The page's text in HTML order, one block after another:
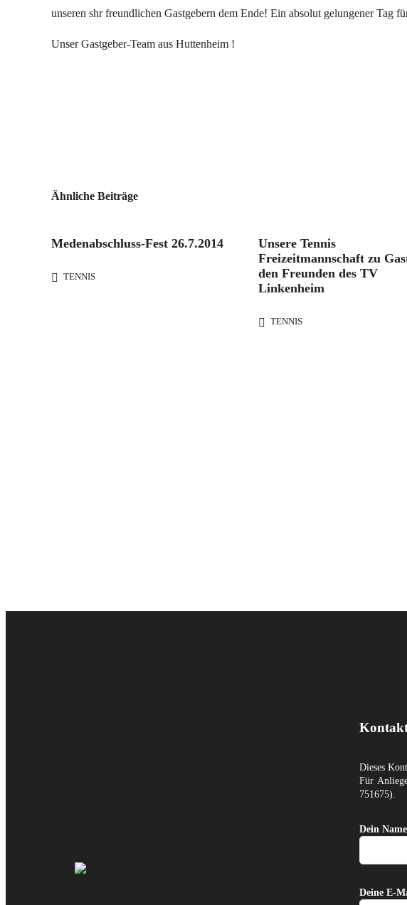
unseren shr freundlichen Gastgebern dem Ende! Ein absolut gelungener Tag
Unser Gastgeber-Team aus Huttenheim !
Ähnliche Beiträge
Medenabschluss-Fest 26.7.2014
TENNIS
Unsere Tennis
Freizeitmannschaft zu
den Freunden des TV
Linkenheim
TENNIS
Dieses
Für
751675).
Dein
Deine E-